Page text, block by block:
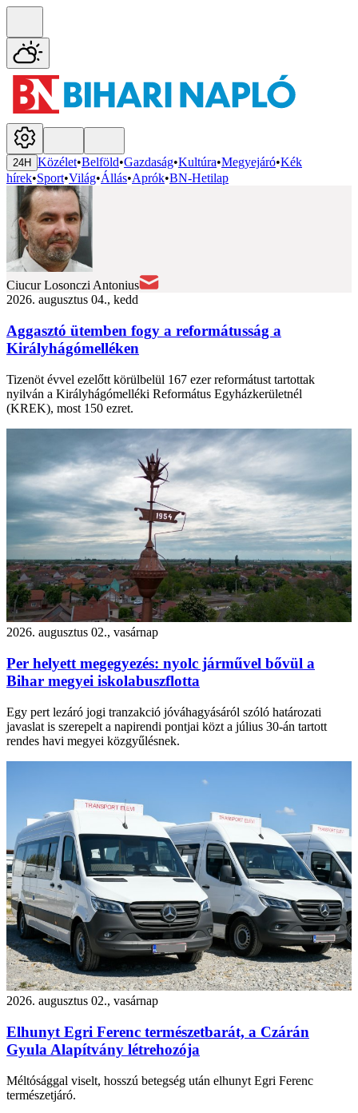
24H Közélet•Belföld•Gazdaság•Kultúra•Megyejáró•Kék
hírek•Sport•Világ•Állás•Aprók•BN-Hetilap
Ciucur Losonczi Antonius
2026. augusztus 04., kedd
Aggasztó ütemben fogy a reformátusság a
Királyhágómelléken
Tizenöt évvel ezelőtt körülbelül 167 ezer reformátust tartottak
nyilván a Királyhágómelléki Református Egyházkerületnél
(KREK), most 150 ezret.
2026. augusztus 02., vasárnap
Per helyett megegyezés: nyolc járművel bővül a
Bihar megyei iskolabuszflotta
Egy pert lezáró jogi tranzakció jóváhagyásáról szóló határozati
javaslat is szerepelt a napirendi pontjai közt a július 30-án tartott
rendes havi megyei közgyűlésnek.
2026. augusztus 02., vasárnap
Elhunyt Egri Ferenc természetbarát, a Czárán
Gyula Alapítvány létrehozója
Méltósággal viselt, hosszú betegség után elhunyt Egri Ferenc
természetjáró.